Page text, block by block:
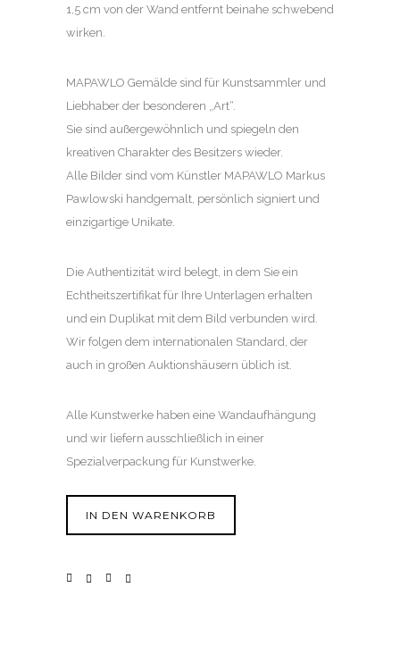
1,5 cm von der Wand entfernt beinahe schwebend
wirken.
MAPAWLO Gemälde sind für Kunstsammler und
Liebhaber der besonderen „Art“.
Sie sind außergewöhnlich und spiegeln den
kreativen Charakter des Besitzers wieder.
Alle Bilder sind vom Künstler MAPAWLO Markus
Pawlowski handgemalt, persönlich signiert und
einzigartige Unikate.
Die Authentizität wird belegt, in dem Sie ein
Echtheitszertifikat für Ihre Unterlagen erhalten
und ein Duplikat mit dem Bild verbunden wird.
Wir folgen dem internationalen Standard, der
auch in großen Auktionshäusern üblich ist.
Alle Kunstwerke haben eine Wandaufhängung
und wir liefern ausschließlich in einer
Spezialverpackung für Kunstwerke.
IN DEN WARENKORB